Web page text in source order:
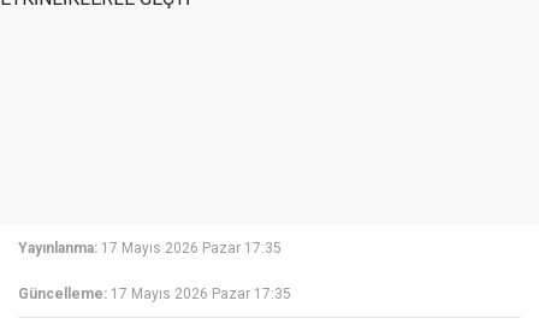
Yayınlanma: 17 Mayıs 2026 Pazar 17:35
Güncelleme: 17 Mayıs 2026 Pazar 17:35